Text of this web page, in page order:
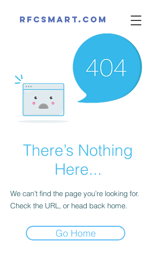
RFCsmart.com
There’s Nothing
Here...
We can’t find the page you’re looking for.
Check the URL, or head back home.
Go Home